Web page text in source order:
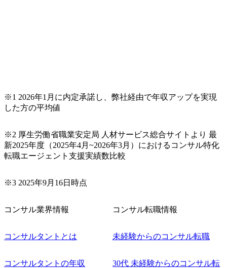
※1 2026年1月に内定承諾し、弊社経由で年収アップを実現
した方の平均値
※2 厚生労働省職業安定局 人材サービス総合サイトより 最
新2025年度（2025年4月~2026年3月）におけるコンサル特化
転職エージェント支援実績数比較
※3 2025年9月16日時点
コンサル業界情報
コンサルタントとは
コンサルタントの年収
コンサル転職情報
未経験からのコンサル転職
30代 未経験からのコンサル転